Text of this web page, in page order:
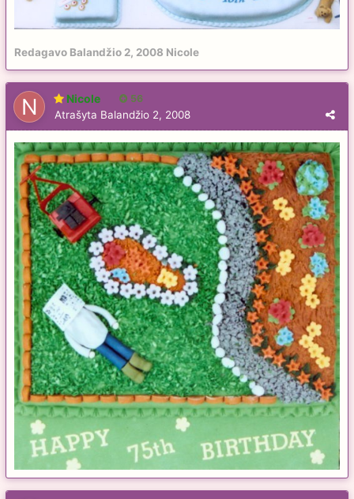
Redagavo Balandžio 2, 2008 Nicole
Nicole 56
Atrašyta Balandžio 2, 2008